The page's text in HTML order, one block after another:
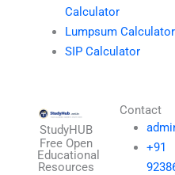
Calculator
Lumpsum Calculator
SIP Calculator
StudyHUB
Free Open
Educational
Resources
Contact
+91